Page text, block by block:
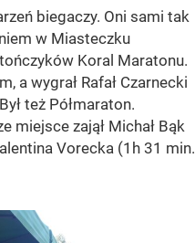
biegaczy. Oni sami tak
w Miasteczku
Koral Maratonu.
a wygrał Rafał Czarnecki
też Półmaraton.
miejsce zajął Michał Bąk
Vorecka (1h 31 min.